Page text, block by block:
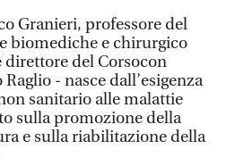
Granieri, professore del
biomediche e chirurgico
del Corsocon
- nasce dall’esigenza
sanitario alle malattie
sulla promozione della
e sulla riabilitazione della